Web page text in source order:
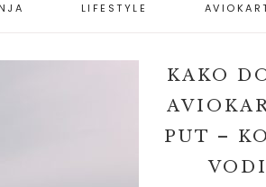
&
EUROPA I SVIJET
LIFESTYLE
KAKO
PUT –